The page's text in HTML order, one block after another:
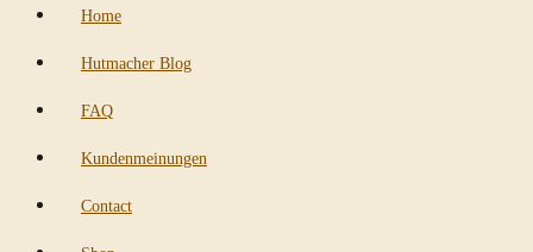
Home
Hutmacher Blog
FAQ
Kundenmeinungen
Contact